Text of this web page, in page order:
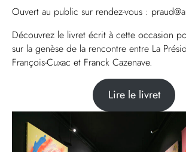
Ouvert au public sur rendez-vous :
Découvrez le livret écrit à cette occasion
sur la genèse de la rencontre entre La
François-Cuxac et Franck Cazenave.
Lire le livret